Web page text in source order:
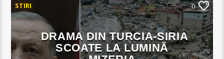
STIRI 0
DRAMA DIN TURCIA-SIRIA
SCOATE LA LUMINĂ